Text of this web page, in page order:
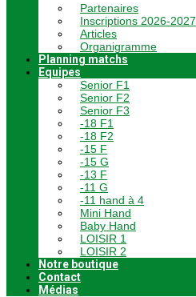
Partenaires
Inscriptions 2026-2027
Articles
Organigramme
Planning matchs
Equipes
Senior F1
Senior F2
Senior F3
-18 F1
-18 F2
-15 F
-15 G
-13 F
-11 G
-11 hand à 4
Mini Hand
Baby Hand
LOISIR 1
LOISIR 2
Notre boutique
Contact
Médias